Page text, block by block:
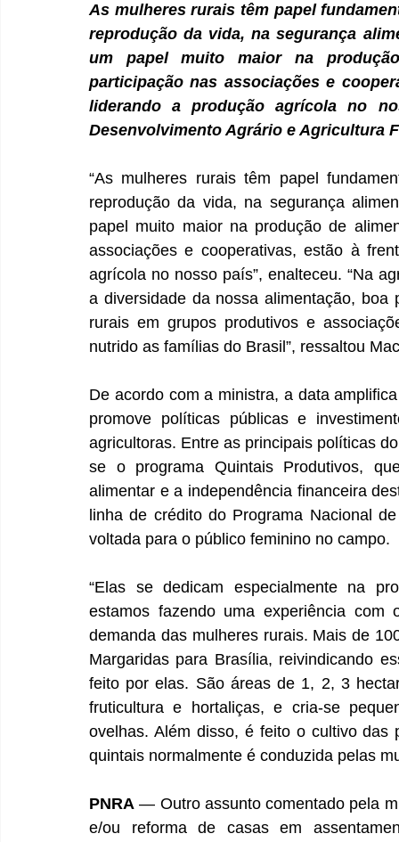
As mulheres rurais têm papel
reprodução da vida, na segurança
um papel muito maior na
participação nas associações e
liderando a produção agrícola no
Desenvolvimento Agrário e Agricultura
“As mulheres rurais têm papel
reprodução da vida, na segurança
papel muito maior na produção de
associações e cooperativas, estão à
agrícola no nosso país”, enalteceu. “Na
a diversidade da nossa alimentação, boa
rurais em grupos produtivos e
nutrido as famílias do Brasil”, ressaltou
De acordo com a ministra, a data
promove políticas públicas e
agricultoras. Entre as principais políticas
se o programa Quintais Produtivos,
alimentar e a independência financeira
linha de crédito do Programa Nacional
voltada para o público feminino no campo.
“Elas se dedicam especialmente na
estamos fazendo uma experiência com
demanda das mulheres rurais. Mais de
Margaridas para Brasília, reivindicando
feito por elas. São áreas de 1, 2, 3
fruticultura e hortaliças, e cria-se
ovelhas. Além disso, é feito o cultivo das
quintais normalmente é conduzida pelas
PNRA — Outro assunto comentado pela
e/ou reforma de casas em